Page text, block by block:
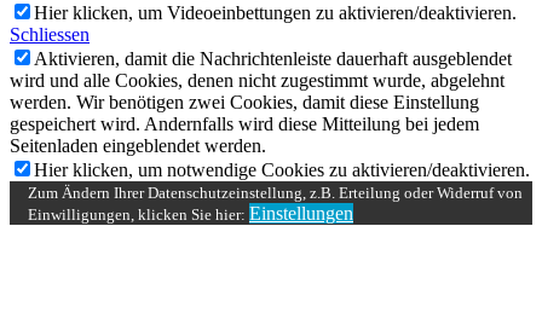
Hier klicken, um Videoeinbettungen zu aktivieren/deaktivieren.
Schliessen
Aktivieren, damit die Nachrichtenleiste dauerhaft ausgeblendet
wird und alle Cookies, denen nicht zugestimmt wurde, abgelehnt
werden. Wir benötigen zwei Cookies, damit diese Einstellung
gespeichert wird. Andernfalls wird diese Mitteilung bei jedem
Seitenladen eingeblendet werden.
Hier klicken, um notwendige Cookies zu aktivieren/deaktivieren.
Zum Ändern Ihrer Datenschutzeinstellung, z.B. Erteilung oder Widerruf von
Einwilligungen, klicken Sie hier: Einstellungen